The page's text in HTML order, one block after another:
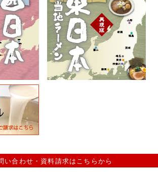
い合わせ・資料請求はこちらから